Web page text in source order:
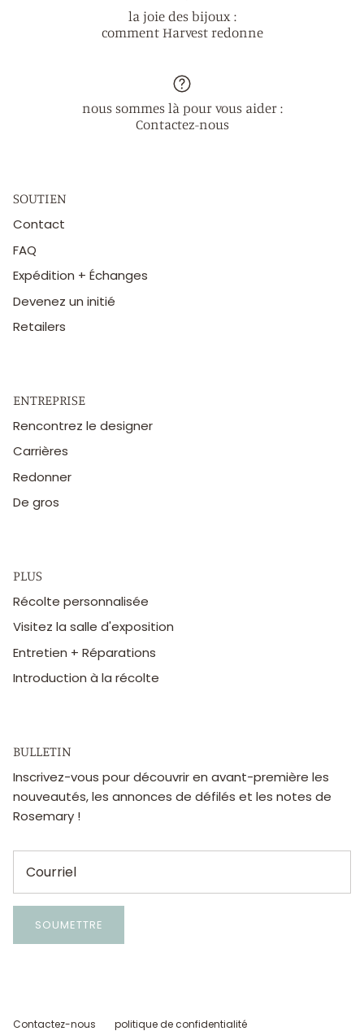
la joie des bijoux :
comment Harvest redonne
nous sommes là pour vous aider :
Contactez-nous
SOUTIEN
Contact
FAQ
Expédition + Échanges
Devenez un initié
Retailers
ENTREPRISE
Rencontrez le designer
Carrières
Redonner
De gros
PLUS
Récolte personnalisée
Visitez la salle d'exposition
Entretien + Réparations
Introduction à la récolte
BULLETIN
Inscrivez-vous pour découvrir en avant-première les
nouveautés, les annonces de défilés et les notes de
Rosemary !
SOUMETTRE
Contactez-nous politique de confidentialité